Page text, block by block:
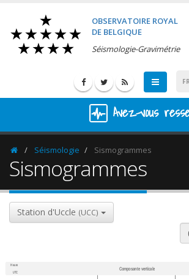
OBSERVATOIRE ROYAL
DE BELGIQUE
Séismologie-Gravimétrie
Avez-vous
HomepageSéismologie Sismogrammes
Sismogrammes
Station d'Uccle (UCC)
Heure
UTC
Composante verticale